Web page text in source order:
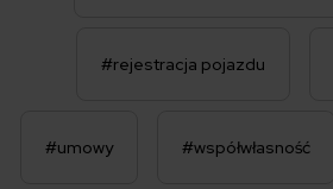
#rejestracja pojazdu
#umowy #współwłasność